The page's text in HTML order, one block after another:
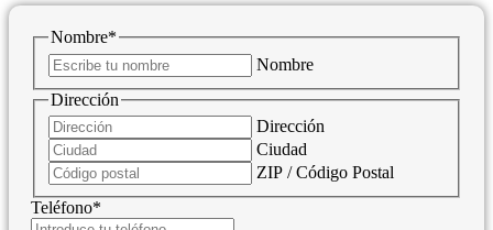
Nombre*
Nombre
Dirección
Dirección
Ciudad
ZIP / Código Postal
Teléfono*